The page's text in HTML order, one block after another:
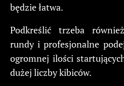
będzie łatwa.
Podkreślić trzeba
rundy i profesjonalne
ogromnej ilości
dużej liczby kibiców.